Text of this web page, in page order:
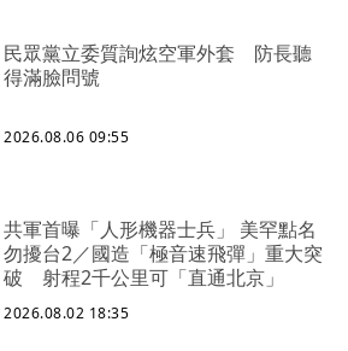
民眾黨立委質詢炫空軍外套 防長聽
得滿臉問號
2026.08.06 09:55
共軍首曝「人形機器士兵」 美罕點名
勿擾台2／國造「極音速飛彈」重大突
破 射程2千公里可「直通北京」
2026.08.02 18:35